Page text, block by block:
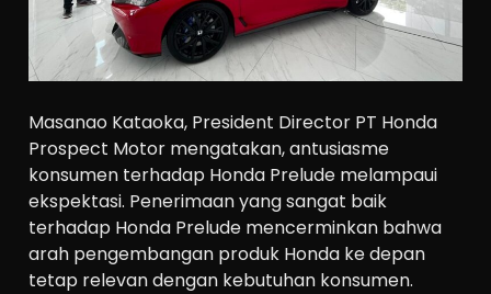
Masanao Kataoka, President Director PT Honda
Prospect Motor mengatakan, antusiasme
konsumen terhadap Honda Prelude melampaui
ekspektasi. Penerimaan yang sangat baik
terhadap Honda Prelude mencerminkan bahwa
arah pengembangan produk Honda ke depan
tetap relevan dengan kebutuhan konsumen.